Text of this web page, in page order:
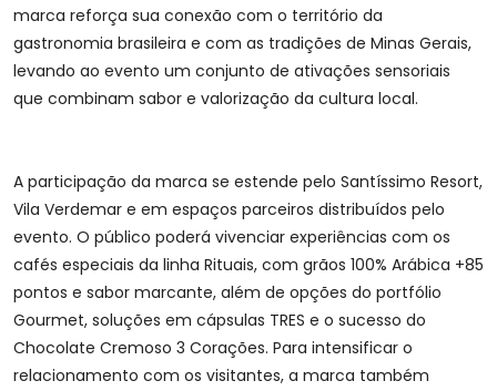
marca reforça sua conexão com o território da
gastronomia brasileira e com as tradições de Minas Gerais,
levando ao evento um conjunto de ativações sensoriais
que combinam sabor e valorização da cultura local.
A participação da marca se estende pelo Santíssimo Resort,
Vila Verdemar e em espaços parceiros distribuídos pelo
evento. O público poderá vivenciar experiências com os
cafés especiais da linha Rituais, com grãos 100% Arábica +85
pontos e sabor marcante, além de opções do portfólio
Gourmet, soluções em cápsulas TRES e o sucesso do
Chocolate Cremoso 3 Corações. Para intensificar o
relacionamento com os visitantes, a marca também